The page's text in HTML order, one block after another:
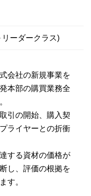
ーダークラス)
会社の新規事業を
本部の購買業務全
引の開始、購入契
ライヤーとの折衝
する資材の価格が
し、評価の根拠を
す。